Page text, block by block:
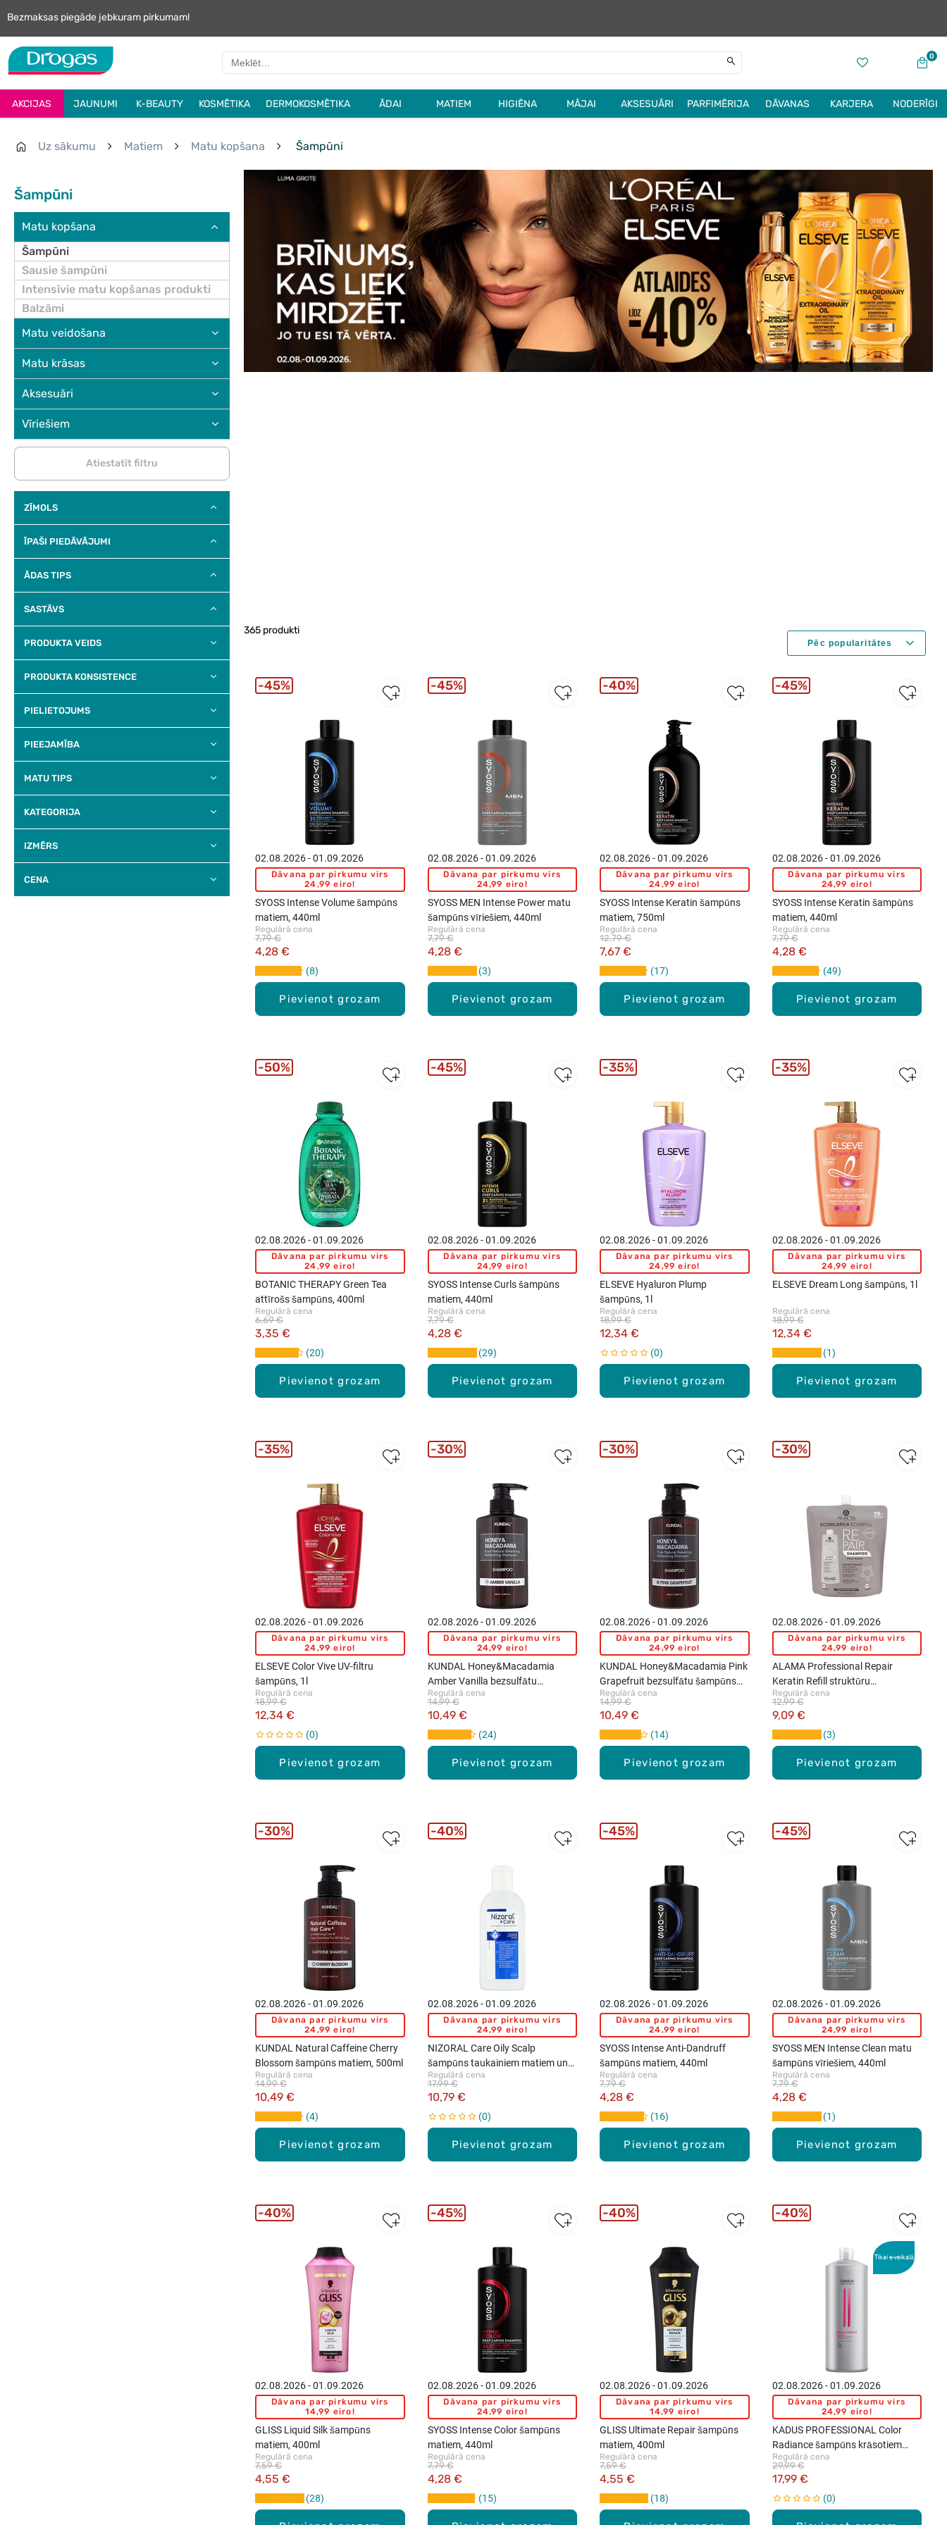
Bezmaksas piegāde jebkuram pirkumam!
0
AKCIJAS JAUNUMI K-BEAUTY KOSMĒTIKA DERMOKOSMĒTIKA ĀDAI MATIEM HIGIĒNA MĀJAI AKSESUĀRI PARFIMĒRIJA DĀVANAS KARJERA NODERĪGI
Uz sākumu Matiem Matu kopšana Šampūni
Šampūni
Matu kopšana
Šampūni
Sausie šampūni
Intensīvie matu kopšanas produkti
Balzāmi
Matu veidošana
Matu krāsas
Aksesuāri
Vīriešiem
Atiestatīt filtru
ZĪMOLS
ĪPAŠI PIEDĀVĀJUMI
ĀDAS TIPS
SASTĀVS
PRODUKTA VEIDS
PRODUKTA KONSISTENCE
PIELIETOJUMS
PIEEJAMĪBA
MATU TIPS
KATEGORIJA
IZMĒRS
CENA
365 produkti
Pievienot grozam
02.08.2026 - 01.09.2026
Dāvana par pirkumu virs
24,99 eiro!
SYOSS Intense Volume šampūns
matiem, 440ml
Regulārā cena
4,28 €
7,79 €
8
45%
Pievienot grozam
02.08.2026 - 01.09.2026
Dāvana par pirkumu virs
24,99 eiro!
SYOSS MEN Intense Power matu
šampūns vīriešiem, 440ml
Regulārā cena
4,28 €
7,79 €
3
45%
Pievienot grozam
02.08.2026 - 01.09.2026
Dāvana par pirkumu virs
24,99 eiro!
SYOSS Intense Keratin šampūns
matiem, 750ml
Regulārā cena
7,67 €
12,79 €
17
40%
Pievienot grozam
02.08.2026 - 01.09.2026
Dāvana par pirkumu virs
24,99 eiro!
SYOSS Intense Keratin šampūns
matiem, 440ml
Regulārā cena
4,28 €
7,79 €
49
45%
Pievienot grozam
02.08.2026 - 01.09.2026
Dāvana par pirkumu virs
24,99 eiro!
BOTANIC THERAPY Green Tea
attīrošs šampūns, 400ml
Regulārā cena
3,35 €
6,69 €
20
50%
Pievienot grozam
02.08.2026 - 01.09.2026
Dāvana par pirkumu virs
24,99 eiro!
SYOSS Intense Curls šampūns
matiem, 440ml
Regulārā cena
4,28 €
7,79 €
29
45%
Pievienot grozam
02.08.2026 - 01.09.2026
Dāvana par pirkumu virs
24,99 eiro!
ELSEVE Hyaluron Plump
šampūns, 1l
Regulārā cena
12,34 €
18,99 €
0
35%
Pievienot grozam
02.08.2026 - 01.09.2026
Dāvana par pirkumu virs
24,99 eiro!
ELSEVE Dream Long šampūns, 1l
Regulārā cena
12,34 €
18,99 €
1
35%
Pievienot grozam
02.08.2026 - 01.09.2026
Dāvana par pirkumu virs
24,99 eiro!
ELSEVE Color Vive UV-filtru
šampūns, 1l
Regulārā cena
12,34 €
18,99 €
0
35%
Pievienot grozam
02.08.2026 - 01.09.2026
Dāvana par pirkumu virs
24,99 eiro!
KUNDAL Honey&Macadamia
Amber Vanilla bezsulfātu
šampūns matiem, 500ml
Regulārā cena
10,49 €
14,99 €
24
30%
Pievienot grozam
02.08.2026 - 01.09.2026
Dāvana par pirkumu virs
24,99 eiro!
KUNDAL Honey&Macadamia Pink
Grapefruit bezsulfātu šampūns
matiem, 500ml
Regulārā cena
10,49 €
14,99 €
14
30%
Pievienot grozam
02.08.2026 - 01.09.2026
Dāvana par pirkumu virs
24,99 eiro!
ALAMA Professional Repair
Keratin Refill struktūru
atjaunojošs šampūns, 1000ml
Regulārā cena
9,09 €
12,99 €
3
30%
Pievienot grozam
02.08.2026 - 01.09.2026
Dāvana par pirkumu virs
24,99 eiro!
KUNDAL Natural Caffeine Cherry
Blossom šampūns matiem, 500ml
Regulārā cena
10,49 €
14,99 €
4
30%
Pievienot grozam
02.08.2026 - 01.09.2026
Dāvana par pirkumu virs
24,99 eiro!
NIZORAL Care Oily Scalp
šampūns taukainiem matiem un
galvas ādai, 200ml
Regulārā cena
10,79 €
17,99 €
0
40%
Pievienot grozam
02.08.2026 - 01.09.2026
Dāvana par pirkumu virs
24,99 eiro!
SYOSS Intense Anti-Dandruff
šampūns matiem, 440ml
Regulārā cena
4,28 €
7,79 €
16
45%
Pievienot grozam
02.08.2026 - 01.09.2026
Dāvana par pirkumu virs
24,99 eiro!
SYOSS MEN Intense Clean matu
šampūns vīriešiem, 440ml
Regulārā cena
4,28 €
7,79 €
1
45%
02.08.2026 - 01.09.2026
Dāvana par pirkumu virs
14,99 eiro!
GLISS Liquid Silk šampūns
matiem, 400ml
Regulārā cena
4,55 €
7,59 €
28
40%
02.08.2026 - 01.09.2026
Dāvana par pirkumu virs
24,99 eiro!
SYOSS Intense Color šampūns
matiem, 440ml
Regulārā cena
4,28 €
7,79 €
15
45%
02.08.2026 - 01.09.2026
Dāvana par pirkumu virs
14,99 eiro!
GLISS Ultimate Repair šampūns
matiem, 400ml
Regulārā cena
4,55 €
7,59 €
18
40%
Tikai e-veikalā
02.08.2026 - 01.09.2026
Dāvana par pirkumu virs
24,99 eiro!
KADUS PROFESSIONAL Color
Radiance šampūns krāsotiem
matiem, 1000ml
Regulārā cena
17,99 €
29,99 €
0
40%